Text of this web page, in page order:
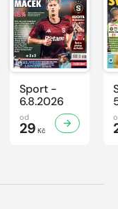
Sport -
6.8.2026
od
29 Kč